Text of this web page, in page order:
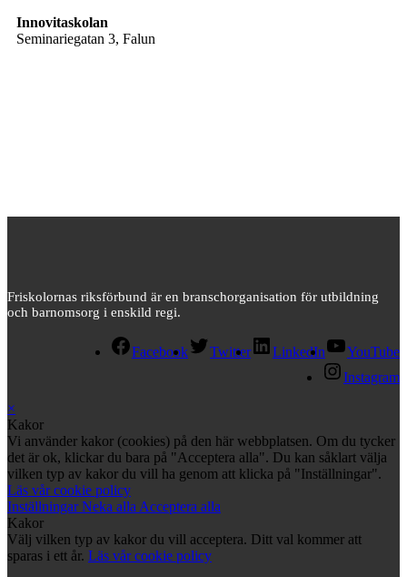
Innovitaskolan
Seminariegatan 3, Falun
Friskolornas riksförbund är en branschorganisation för utbildning
och barnomsorg i enskild regi.
Facebook Twitter LinkedIn
YouTube
Instagram
×
Kakor
Vi använder kakor (cookies) på den här webbplatsen. Om du tycker
det är ok, klickar du bara på "Acceptera alla". Du kan såklart välja
vilken typ av kakor du vill ha genom att klicka på "Inställningar".
Läs vår cookie policy
InställningarNeka alla Acceptera alla
Kakor
Välj vilken typ av kakor du vill acceptera. Ditt val kommer att
sparas i ett år. Läs vår cookie policy